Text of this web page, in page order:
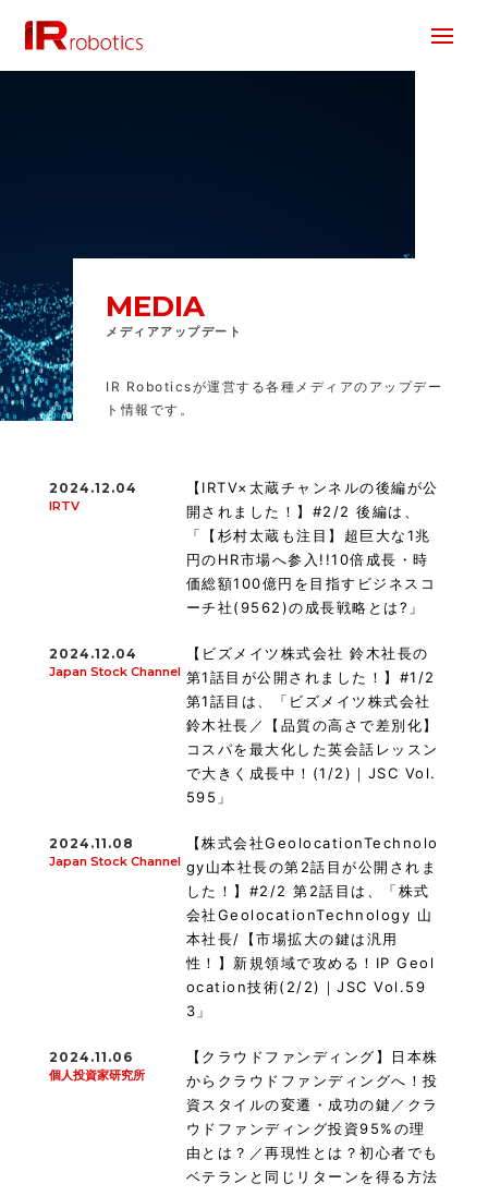
MEDIA
メディアアップデート
IR Roboticsが運営する各種メディアのアップデー
ト情報です。
2024.12.04
IRTV
【IRTV×太蔵チャンネルの後編が公
開されました！】#2/2 後編は、
「【杉村太蔵も注目】超巨大な1兆
円のHR市場へ参入!!10倍成長・時
価総額100億円を目指すビジネスコ
ーチ社(9562)の成長戦略とは?」
2024.12.04
Japan Stock Channel
【ビズメイツ株式会社 鈴木社長の
第1話目が公開されました！】#1/2
第1話目は、「ビズメイツ株式会社
鈴木社長／【品質の高さで差別化】
コスパを最大化した英会話レッスン
で大きく成長中！(1/2)｜JSC Vol.
595」
2024.11.08
Japan Stock Channel
【株式会社GeolocationTechnolo
gy山本社長の第2話目が公開されま
した！】#2/2 第2話目は、「株式
会社GeolocationTechnology 山
本社長/【市場拡大の鍵は汎用
性！】新規領域で攻める！IP Geol
ocation技術(2/2)｜JSC Vol.59
3」
2024.11.06
個人投資家研究所
【クラウドファンディング】日本株
からクラウドファンディングへ！投
資スタイルの変遷・成功の鍵／クラ
ウドファンディング投資95%の理
由とは？／再現性とは？初心者でも
ベテランと同じリターンを得る方法